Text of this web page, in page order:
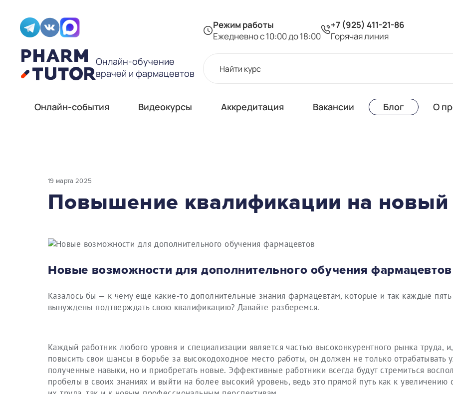
Онлайн-обучение
врачей и фармацевтов
Режим работы
Ежедневно с 10:00 до 18:00
+7 (925) 411-21-86
Горячая линия
Онлайн-события Видеокурсы Аккредитация Вакансии Блог О
19 марта 2025
Повышение квалификации на
Новые возможности для дополнительного обучения фармацевтов
Казалось бы — к чему еще какие-то дополнительные знания фармацевтам, которые и так каждые пять
вынуждены подтверждать свою квалификацию? Давайте разберемся.
Каждый работник любого уровня и специализации является частью высоконкурентного рынка труда,
повысить свои шансы в борьбе за высокодоходное место работы, он должен не только отрабатывать
полученные навыки, но и приобретать новые. Эффективные работники всегда будут стремиться
пробелы в своих знаниях и выйти на более высокий уровень, ведь это прямой путь как к увеличению